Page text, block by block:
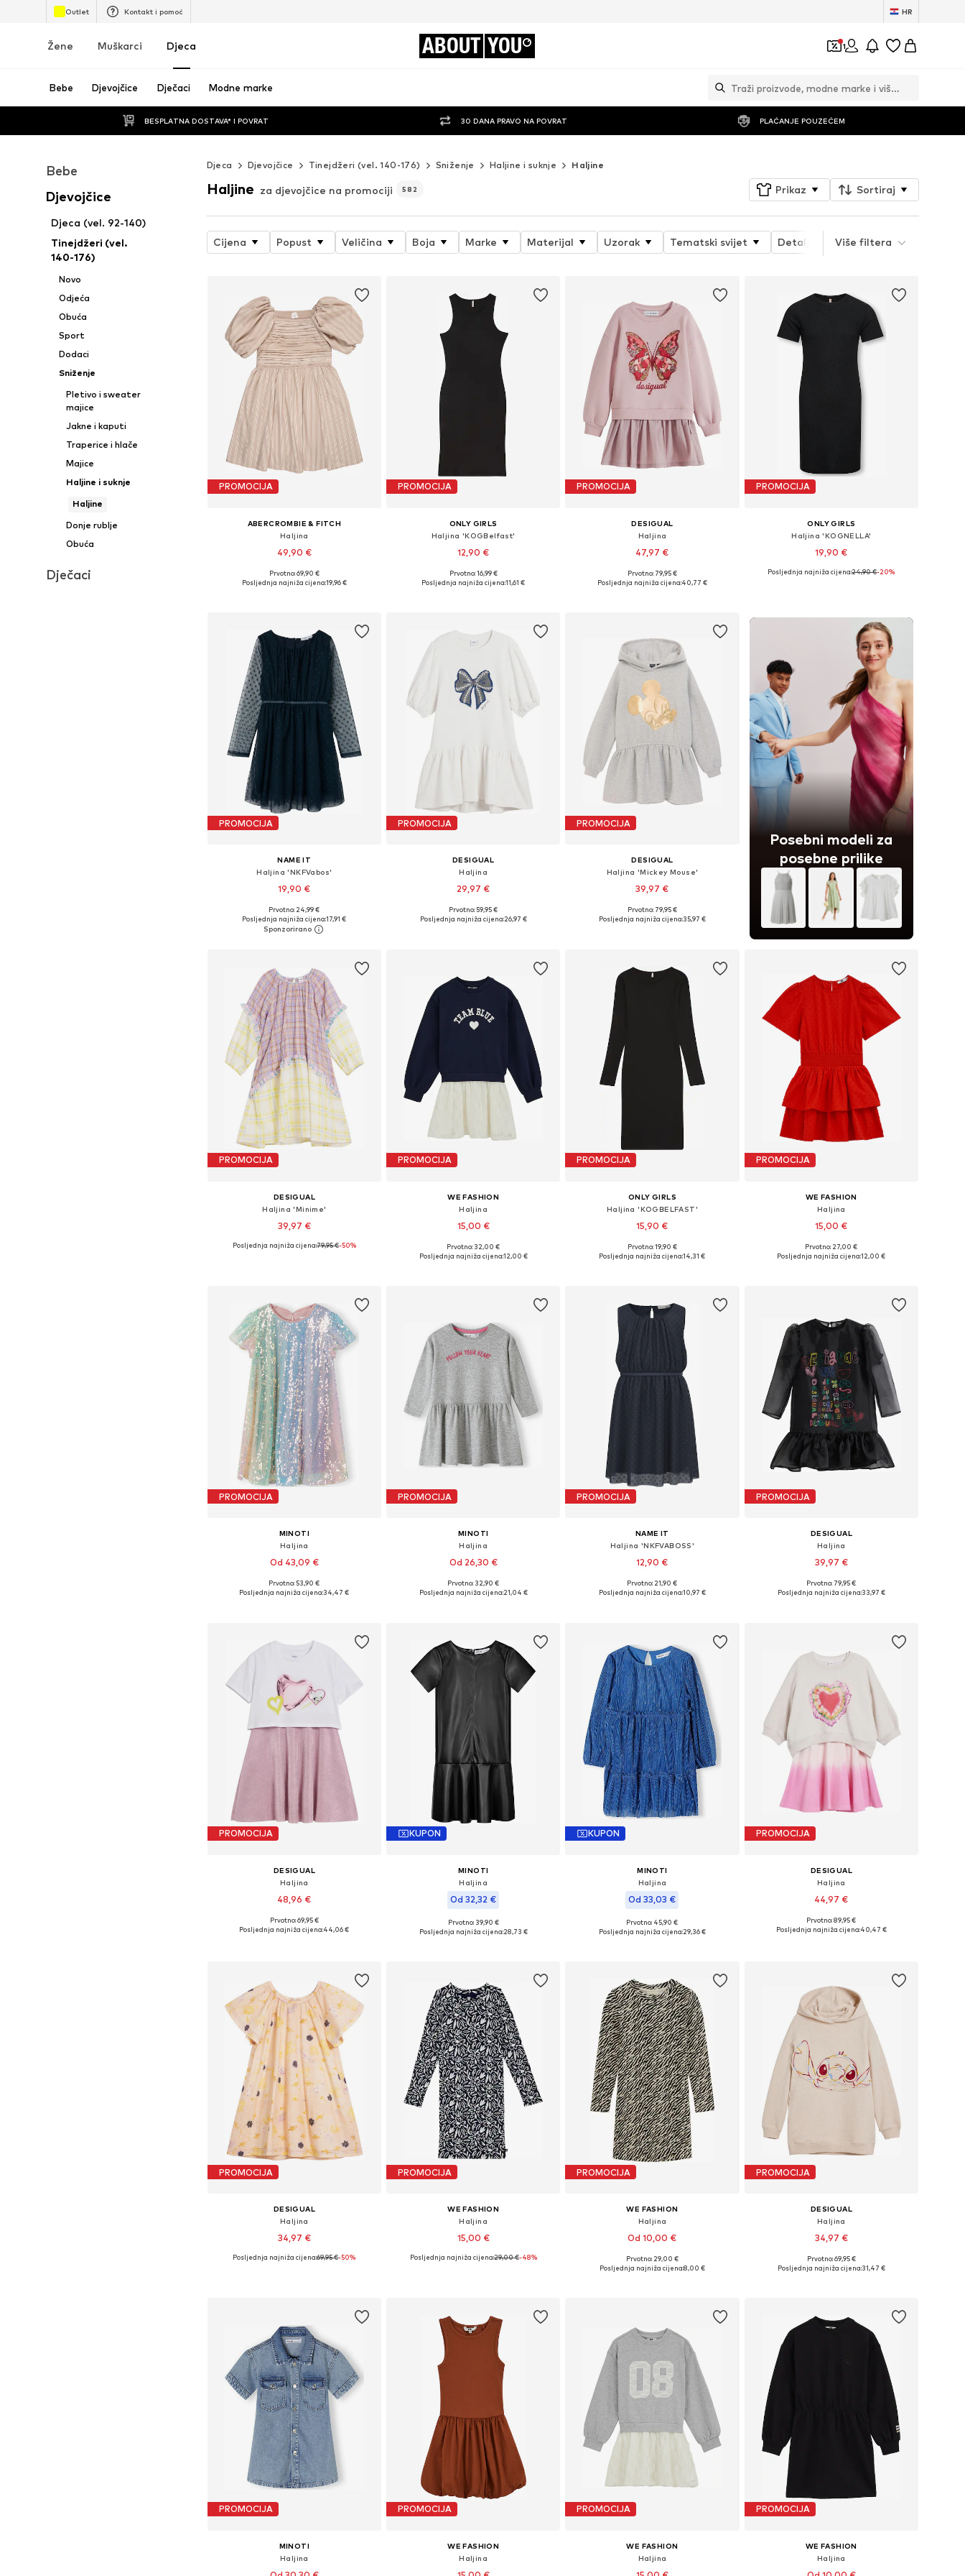
Outlet Kontakt i pomoć HR
Žene Muškarci Djeca ABOUT YOU 1
Bebe Djevojčice Dječaci Modne marke
BESPLATNA DOSTAVA* I POVRAT 30 DANA PRAVO NA POVRAT PLAĆANJE POUZEĆEM
Bebe
Djevojčice
Djeca (vel. 92-140)
Tinejdžeri (vel.
140-176)
Novo
Odjeća
Obuća
Sport
Dodaci
Sniženje
Pletivo i sweater
majice
Jakne i kaputi
Traperice i hlače
Majice
Haljine i suknje
Haljine
Donje rublje
Obuća
Dječaci
Djeca Djevojčice Tinejdžeri (vel. 140-176) Sniženje Haljine i suknje Haljine
Haljine za djevojčice na promociji 582 Prikaz Sortiraj
Cijena Popust Veličina Boja Marke Materijal Uzorak Tematski svijet Detalji Svojstva proizvoda
Više filtera
PROMOCIJA
ABERCROMBIE & FITCH
Haljina
49,90 €
Dostupno u više veličina
Prvotno: 69,90 €
Posljednja najniža cijena:19,96 €
PROMOCIJA
ONLY GIRLS
Haljina 'KOGBelfast'
12,90 €
Prvotno: 16,99 €
Posljednja najniža cijena:11,61 €
PROMOCIJA
DESIGUAL
Haljina
47,97 €
Dostupno u više veličina
Prvotno: 79,95 €
Posljednja najniža cijena:40,77 €
PROMOCIJA
ONLY GIRLS
Haljina 'KOGNELLA'
19,90 €
Posljednja najniža cijena:24,90 €-20%
PROMOCIJA
NAME IT
Haljina 'NKFVabos'
19,90 €
Dostupno u više veličina
Dodaj u košaricu
Prvotno: 24,99 €
Posljednja najniža cijena:17,91 €
PROMOCIJA
DESIGUAL
Haljina
29,97 €
Dostupno u više veličina
Prvotno: 59,95 €
Posljednja najniža cijena:26,97 €
PROMOCIJA
DESIGUAL
Haljina 'Mickey Mouse'
39,97 €
Dostupno u više veličina
Prvotno: 79,95 €
Posljednja najniža cijena:35,97 €
Posebni modeli za
posebne prilike
PROMOCIJA
DESIGUAL
Haljina 'Minime'
39,97 €
Dostupno u više veličina
Posljednja najniža cijena:79,95 €-50%
PROMOCIJA
WE FASHION
Haljina
15,00 €
Prvotno: 32,00 €
Posljednja najniža cijena:12,00 €
PROMOCIJA
ONLY GIRLS
Haljina 'KOGBELFAST'
15,90 €
Dostupno u više veličina
Prvotno: 19,90 €
Posljednja najniža cijena:14,31 €
PROMOCIJA
WE FASHION
Haljina
15,00 €
Dostupno u više veličina
Prvotno: 27,00 €
Posljednja najniža cijena:12,00 €
PROMOCIJA
MINOTI
Haljina
Od 43,09 €
Dostupno u više veličina
Prvotno: 53,90 €
Posljednja najniža cijena:34,47 €
PROMOCIJA
MINOTI
Haljina
Od 26,30 €
Dostupno u više veličina
Prvotno: 32,90 €
Posljednja najniža cijena:21,04 €
PROMOCIJA
NAME IT
Haljina 'NKFVABOSS'
12,90 €
Dostupno u više veličina
Prvotno: 21,90 €
Posljednja najniža cijena:10,97 €
PROMOCIJA
DESIGUAL
Haljina
39,97 €
Dostupno u više veličina
Prvotno: 79,95 €
Posljednja najniža cijena:33,97 €
PROMOCIJA
DESIGUAL
Haljina
48,96 €
Dostupno u više veličina
Prvotno: 69,95 €
Posljednja najniža cijena:44,06 €
KUPON
MINOTI
Haljina
Od 32,32 €
Dostupno u više veličina
Prvotno: 39,90 €
Posljednja najniža cijena:28,73 €
KUPON
MINOTI
Haljina
Od 33,03 €
Dostupno u više veličina
Prvotno: 45,90 €
Posljednja najniža cijena:29,36 €
PROMOCIJA
DESIGUAL
Haljina
44,97 €
Dostupno u više veličina
Prvotno: 89,95 €
Posljednja najniža cijena:40,47 €
PROMOCIJA
DESIGUAL
Haljina
34,97 €
Dostupno u više veličina
Posljednja najniža cijena:69,95 €-50%
PROMOCIJA
WE FASHION
Haljina
15,00 €
Dostupne veličine: 170-176
Posljednja najniža cijena:29,00 €-48%
PROMOCIJA
WE FASHION
Haljina
Od 10,00 €
Dostupno u više veličina
Prvotno: 29,00 €
Posljednja najniža cijena:8,00 €
PROMOCIJA
DESIGUAL
Haljina
34,97 €
Dostupno u više veličina
Prvotno: 69,95 €
Posljednja najniža cijena:31,47 €
PROMOCIJA
MINOTI
Haljina
PROMOCIJA
WE FASHION
Haljina
PROMOCIJA
WE FASHION
Haljina
PROMOCIJA
WE FASHION
Haljina